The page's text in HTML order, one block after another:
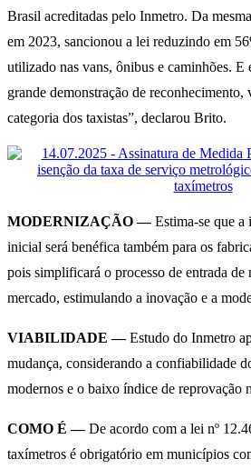
Brasil acreditadas pelo Inmetro. Da
em 2023, sancionou a lei reduzindo em
utilizado nas vans, ônibus e caminhões. E
grande demonstração de reconhecimento,
categoria dos taxistas”, declarou Brito.
MODERNIZAÇÃO —Estima-se que a
inicial será benéfica também para os
pois simplificará o processo de entrada de
mercado, estimulando a inovação e a
VIABILIDADE —Estudo do Inmetro
mudança, considerando a confiabilidade
modernos e o baixo índice de reprovação
COMO É —De acordo com a lei nº
taxímetros é obrigatório em municípios